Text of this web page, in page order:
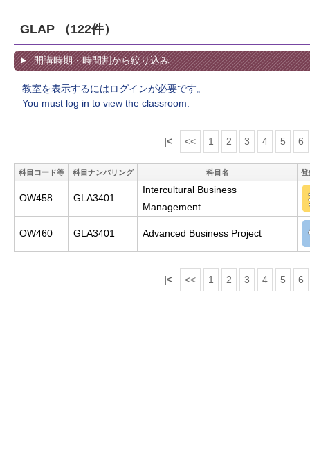
GLAP （122件）
開講時期・時間割から絞り込み
教室を表示するにはログインが必要です。
You must log in to view the classroom.
|< << 1 2 3 4 5 6
科目コード等 科目ナンバリング 科目名 登
OW458 GLA3401
Intercultural Business
Management
OW460 GLA3401 Advanced Business Project
|< << 1 2 3 4 5 6